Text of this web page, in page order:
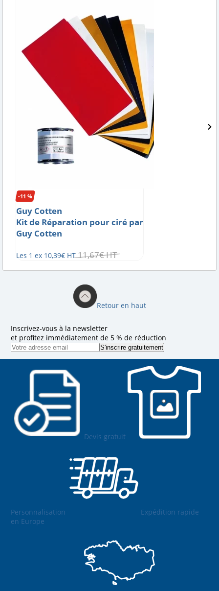
-11 %
Guy Cotten
Kit de Réparation pour ciré par
Guy Cotten
Les 1 ex 10,39€ HT 11,67€HT
Retour en haut
Inscrivez-vous à la newsletter
et profitez immédiatement de 5 % de réduction
Devis gratuit
Personnalisation
Expédition rapide
en Europe